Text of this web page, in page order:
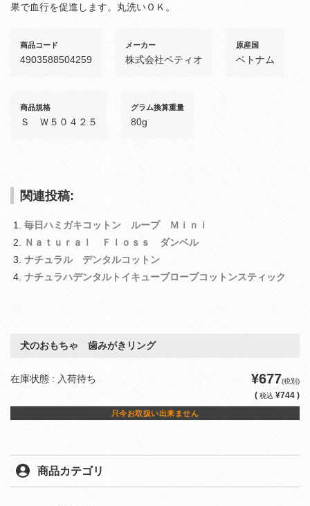
果で血行を促進します。丸洗いＯＫ。
商品コード
4903588504259
メーカー
株式会社ペティオ
原産国
ベトナム
商品規格
Ｓ Ｗ５０４２５
グラム換算重量
80g
関連投稿:
毎日ハミガキコットン ループ Ｍｉｎｉ
Ｎａｔｕｒａｌ Ｆｌｏｓｓ ダンベル
ナチュラル デンタルコットン
ナチュラハデンタルトイキューブロープコットンスティック
犬のおもちゃ 歯みがきリング
在庫状態 : 入荷待ち ¥677(税別)
( 税込 ¥744 )
只今お取扱い出来ません
商品カテゴリ